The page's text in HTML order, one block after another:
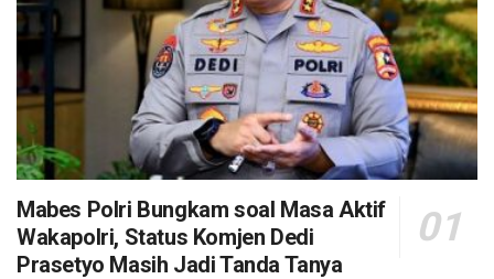
Mabes Polri Bungkam soal Masa Aktif
Wakapolri, Status Komjen Dedi
Prasetyo Masih Jadi Tanda Tanya